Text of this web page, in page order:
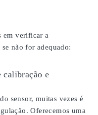
em verificar a
não for adequado:
calibração e
sensor, muitas vezes é
Oferecemos uma